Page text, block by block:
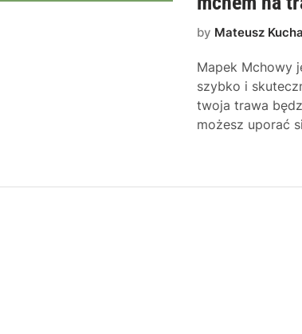
by Mateusz
Mapek Mchowy
szybko i
twoja trawa
możesz uporać